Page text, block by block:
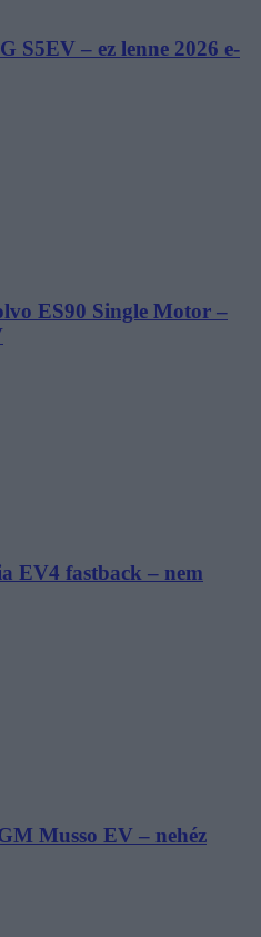
S5EV – ez lenne 2026 e-
ES90 Single Motor –
EV4 fastback – nem
Musso EV – nehéz